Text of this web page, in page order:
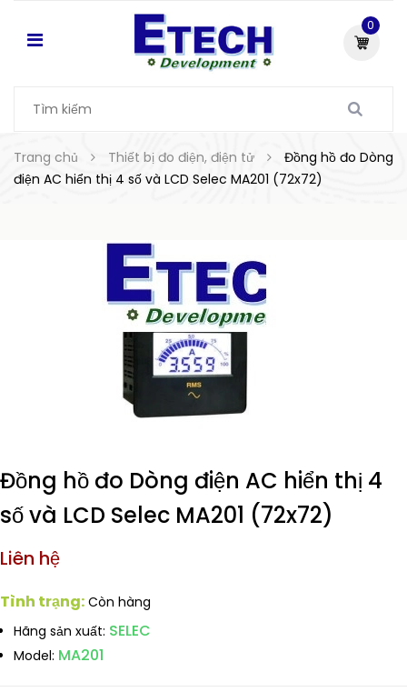
0
Trang chủ Thiết bị đo điện, điện tử
Đồng hồ đo Dòng
điện AC hiển thị 4 số và LCD Selec MA201 (72x72)
Đồng hồ đo Dòng điện AC hiển thị 4
số và LCD Selec MA201 (72x72)
Liên hệ
Tình trạng: Còn hàng
Hãng sản xuất: SELEC
Model: MA201